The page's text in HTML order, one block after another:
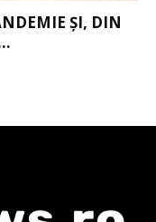
ȘI, DIN